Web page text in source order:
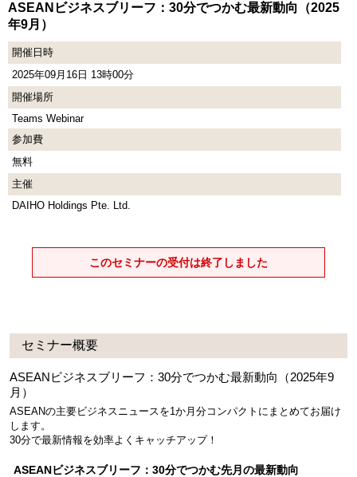
ASEANビジネスブリーフ：30分でつかむ最新動向（2025
年9月）
開催日時
2025年09月16日 13時00分
開催場所
Teams Webinar
参加費
無料
主催
DAIHO Holdings Pte. Ltd.
このセミナーの受付は終了しました
セミナー概要
ASEANビジネスブリーフ：30分でつかむ最新動向（2025年9
月）
ASEANの主要ビジネスニュースを1か月分コンパクトにまとめてお届け
します。
30分で最新情報を効率よくキャッチアップ！
ASEANビジネスブリーフ：30分でつかむ先月の最新動向